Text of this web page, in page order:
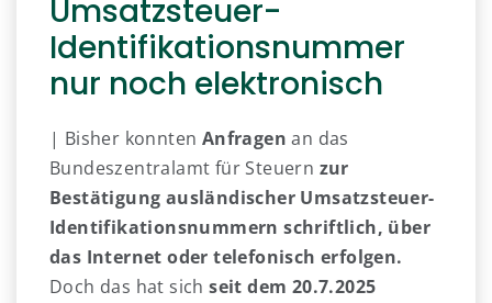
Umsatzsteuer-
Identifikationsnummer
nur noch elektronisch
| Bisher konnten Anfragen an das
Bundeszentralamt für Steuern zur
Bestätigung ausländischer Umsatzsteuer-
Identifikationsnummern schriftlich, über
das Internet oder telefonisch erfolgen.
Doch das hat sichseit dem 20.7.2025